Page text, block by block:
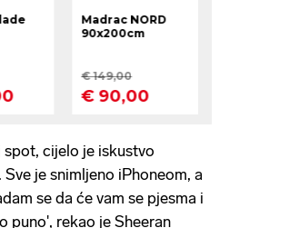
cijelo je iskustvo
je snimljeno iPhoneom, a
se da će vam se pjesma i
puno', rekao je Sheeran